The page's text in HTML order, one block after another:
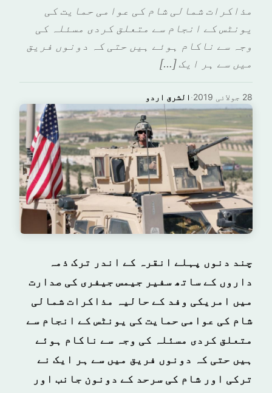
مذاکرات شمالی شام کی عوامی حمایت کی
یونٹس کے انجام سے متعلق کردی مسئلہ کی
وجہ سے ناکام ہوئے ہیں حتی کہ دونوں فریق
میں سے ہر ایک […]
الشرق اردو · 28 جولائی 2019
چند دنوں پہلے انقرہ کے اندر ترک ذمہ
داروں کے ساتھ سفیر جیمس جیفری کی صدارت
میں امریکی وفد کے حالیہ مذاکرات شمالی
شام کی عوامی حمایت کی یونٹس کے انجام سے
متعلق کردی مسئلہ کی وجہ سے ناکام ہوئے
ہیں حتی کہ دونوں فریق میں سے ہر ایک نے
ترکی اور شام کی سرحد کے دونون جانب اور